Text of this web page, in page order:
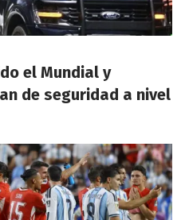
el Mundial y
de seguridad a nivel